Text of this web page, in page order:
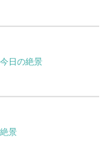
今日の絶景
景